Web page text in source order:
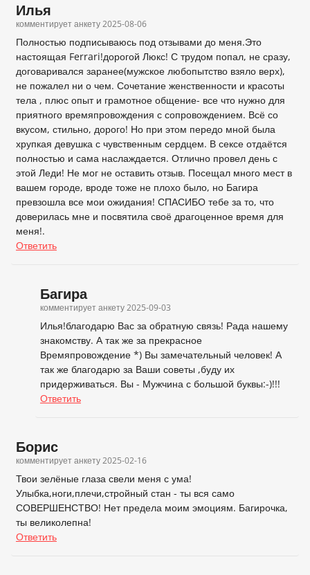
Илья
комментирует анкету2025-08-06
Полностью подписываюсь под отзывами до меня.Это
настоящая Ferrari!дорогой Люкс! С трудом попал, не сразу,
договаривался заранее(мужское любопытство взяло верх),
не пожалел ни о чем. Сочетание женственности и красоты
тела , плюс опыт и грамотное общение- все что нужно для
приятного времяпровождения с сопровождением. Всё со
вкусом, стильно, дорого! Но при этом передо мной была
хрупкая девушка с чувственным сердцем. В сексе отдаётся
полностью и сама наслаждается. Отлично провел день с
этой Леди! Не мог не оставить отзыв. Посещал много мест в
вашем городе, вроде тоже не плохо было, но Багира
превзошла все мои ожидания! СПАСИБО тебе за то, что
доверилась мне и посвятила своё драгоценное время для
меня!.
Ответить
Багира
комментирует анкету2025-09-03
Илья!благодарю Вас за обратную связь! Рада нашему
знакомству. А так же за прекрасное
Времяпровождение *) Вы замечательный человек! А
так же благодарю за Ваши советы ,буду их
придерживаться. Вы - Мужчина с большой буквы:-)!!!
Ответить
Борис
комментирует анкету2025-02-16
Твои зелёные глаза свели меня с ума!
Улыбка,ноги,плечи,стройный стан - ты вся само
СОВЕРШЕНСТВО! Нет предела моим эмоциям. Багирочка,
ты великолепна!
Ответить